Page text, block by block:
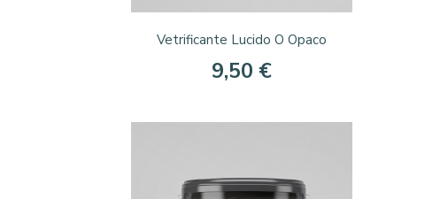
Anteprima
Vetrificante Lucido O Opaco
9,50 €